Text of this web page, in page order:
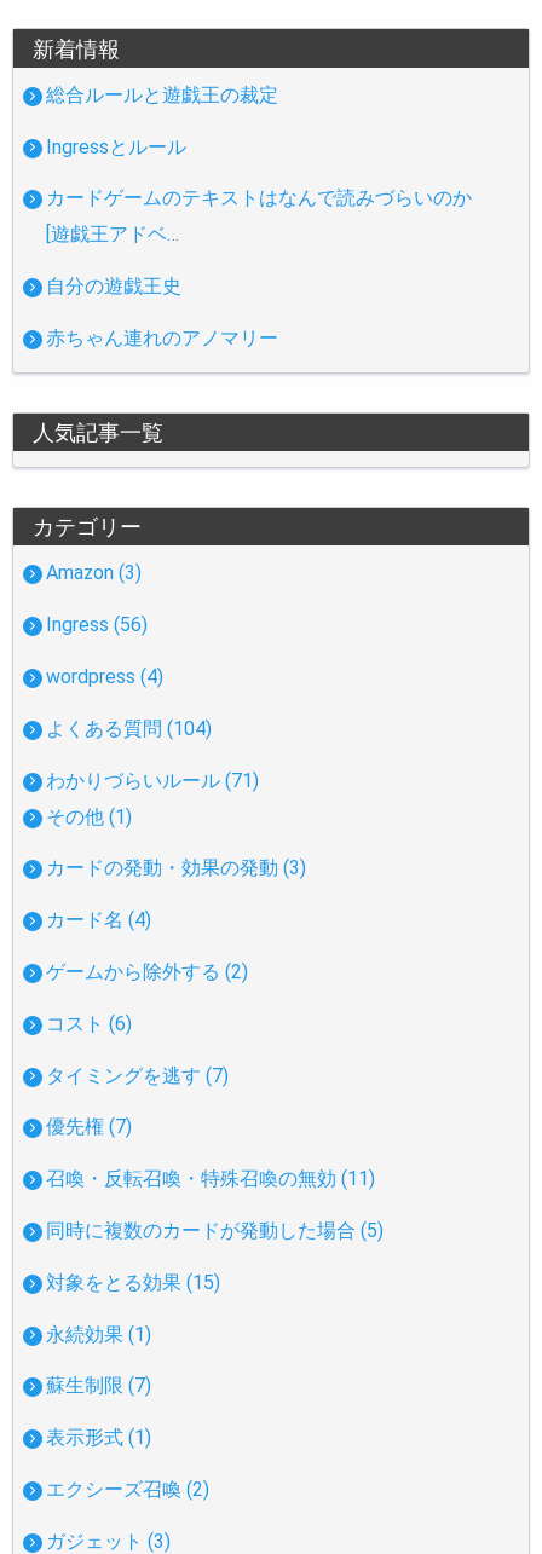
新着情報
総合ルールと遊戯王の裁定
Ingressとルール
カードゲームのテキストはなんで読みづらいのか
[遊戯王アドベ…
自分の遊戯王史
赤ちゃん連れのアノマリー
人気記事一覧
カテゴリー
Amazon (3)
Ingress (56)
wordpress (4)
よくある質問 (104)
わかりづらいルール (71)
その他 (1)
カードの発動・効果の発動 (3)
カード名 (4)
ゲームから除外する (2)
コスト (6)
タイミングを逃す (7)
優先権 (7)
召喚・反転召喚・特殊召喚の無効 (11)
同時に複数のカードが発動した場合 (5)
対象をとる効果 (15)
永続効果 (1)
蘇生制限 (7)
表示形式 (1)
エクシーズ召喚 (2)
ガジェット (3)